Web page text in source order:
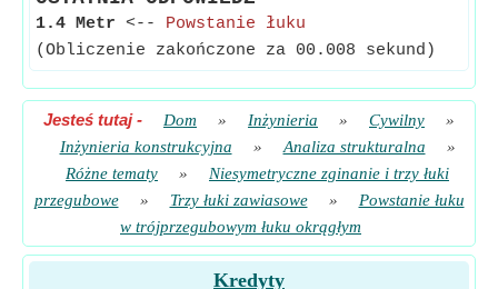
1.4 Metr <-- Powstanie łuku
(Obliczenie zakończone za 00.008 sekund)
Jesteś tutaj- Dom » Inżynieria » Cywilny
»
Inżynieria konstrukcyjna
» Analiza strukturalna
»
Różne tematy
»
Niesymetryczne zginanie i trzy łuki
przegubowe
» Trzy łuki zawiasowe »
Powstanie łuku
w trójprzegubowym łuku okrągłym
Kredyty